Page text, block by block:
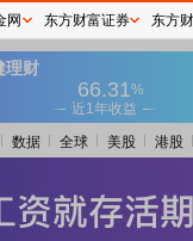
数据 全球 美股 港股
网 东方财富证券 东方